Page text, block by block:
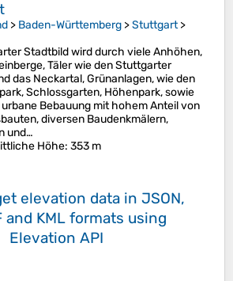
> Baden-Württemberg >Stuttgart>
Stadtbild wird durch viele Anhöhen,
Täler wie den Stuttgarter
das Neckartal, Grünanlagen, wie den
Schlossgarten, Höhenpark, sowie
Bebauung mit hohem Anteil von
diversen Baudenkmälern,
und…
Höhe: 353 m
elevation data in JSON,
and KML formats using
Elevation API